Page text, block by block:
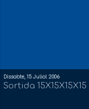
Dissabte, 15 Juliol 2006
Sortida 15X15X15X15